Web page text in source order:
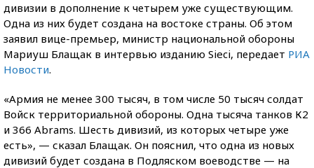
дивизии в дополнение к четырем уже существующим.
Одна из них будет создана на востоке страны. Об этом
заявил вице-премьер, министр национальной обороны
Мариуш Блащак в интервью изданию Sieci, передает РИА
Новости.
«Армия не менее 300 тысяч, в том числе 50 тысяч солдат
Войск территориальной обороны. Одна тысяча танков К2
и 366 Abrams. Шесть дивизий, из которых четыре уже
есть», — сказал Блащак. Он пояснил, что одна из новых
дивизий будет создана в Подляском воеводстве — на